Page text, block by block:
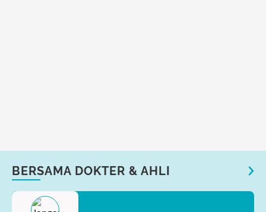
BERSAMA DOKTER & AHLI